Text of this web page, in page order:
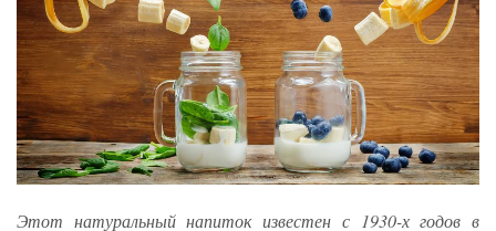
Этот натуральный напиток известен с 1930-х годов в